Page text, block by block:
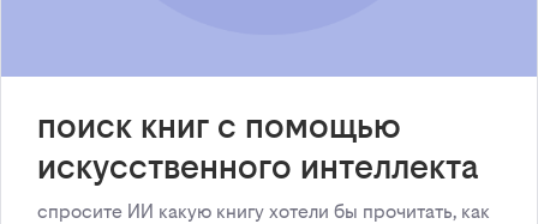
поиск книг с помощью
искусственного интеллекта
спросите ИИ какую книгу хотели бы прочитать, как